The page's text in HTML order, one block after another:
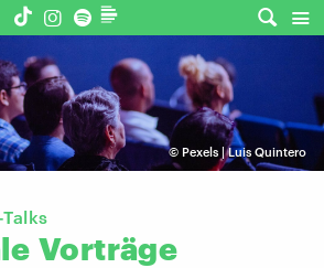
© Pexels | Luis Quintero
Vorträge